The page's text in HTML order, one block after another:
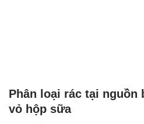
Phân loại rác tại nguồn
vỏ hộp sữa